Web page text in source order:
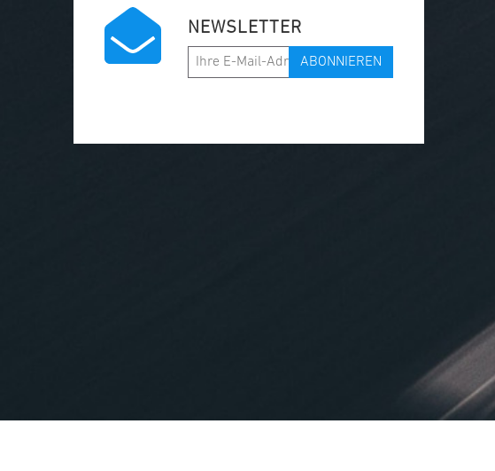
NEWSLETTER
ABONNIEREN